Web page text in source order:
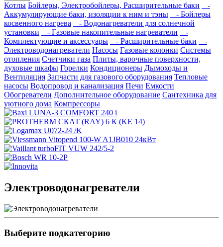
Котлы Бойлеры, Электробойлеры, Расширительные баки
-
Аккумулирующие баки, изоляции к ним и тэны
- Бойлеры
косвенного нагрева
- Водонагреватели для солнечной
установки
- Газовые накопительные нагреватели
-
Комплектующие и аксессуары
- Расширительные баки
-
Электроводонагреватели Насосы Газовые колонки Системы
отопления Счетчики газа Плиты, варочные поверхности,
духовые шкафы Горелки Кондиционеры Дымоходы и
Вентиляция Запчасти для газового оборудования Тепловые
насосы Водопровод и канализация Печи Емкости
Обогреватели Дополнительное оборудование Сантехника для
уютного дома Компрессоры
Электроводонагреватели
Выберите подкатегорию